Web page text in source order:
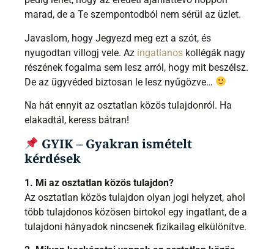
marad, de a Te szempontodból nem sérül az üzlet.
Javaslom, hogy Jegyezd meg ezt a szót, és
nyugodtan villogj vele. Az ingatlanos kollégák nagy
részének fogalma sem lesz arról, hogy mit beszélsz.
De az ügyvéded biztosan le lesz nyűgözve…
Na hát ennyit az osztatlan közös tulajdonról. Ha
elakadtál, keress bátran!
GYIK – Gyakran ismételt
kérdések
1. Mi az osztatlan közös tulajdon?
Az osztatlan közös tulajdon olyan jogi helyzet, ahol
több tulajdonos közösen birtokol egy ingatlant, de a
tulajdoni hányadok nincsenek fizikailag elkülönítve.